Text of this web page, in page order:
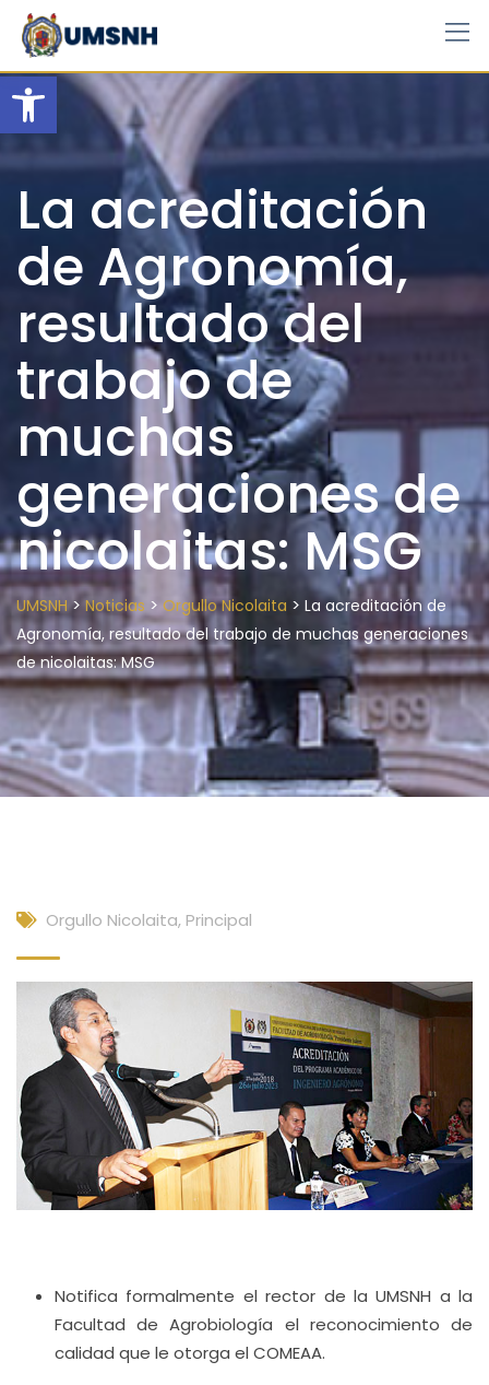
Open toolbar
Skip
content
La acreditación
de Agronomía,
resultado del
trabajo de
muchas
generaciones de
nicolaitas: MSG
UMSNH> Noticias > Orgullo Nicolaita > La acreditación de
Agronomía, resultado del trabajo de muchas generaciones
de nicolaitas: MSG
Orgullo Nicolaita, Principal
Notifica formalmente el rector de la UMSNH a la
Facultad de Agrobiología el reconocimiento de
calidad que le otorga el COMEAA.